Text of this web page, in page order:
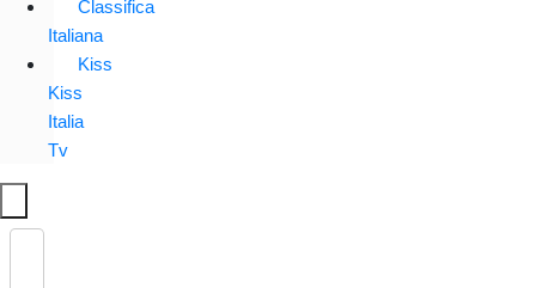
Classifica
Italiana
Kiss
Kiss
Italia
Tv